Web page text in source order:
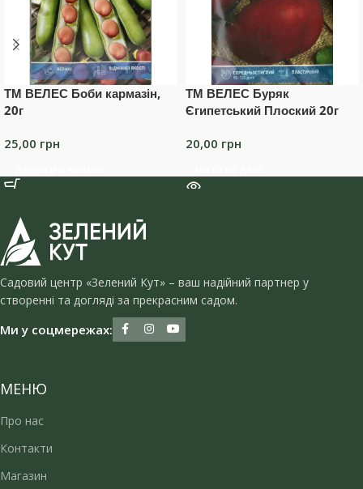
ТМ ВЕЛЕС Боби кармазін,
20г
25,00 грн
ТМ ВЕЛЕС Буряк
Єгипетський Плоский 20г
20,00 грн
Садовий центр «Зелений Кут» – ваш надійний партнер у
створенні та догляді за прекрасним садом.
Ми у соцмережах:
МЕНЮ
Про нас
Контакти
Магазин